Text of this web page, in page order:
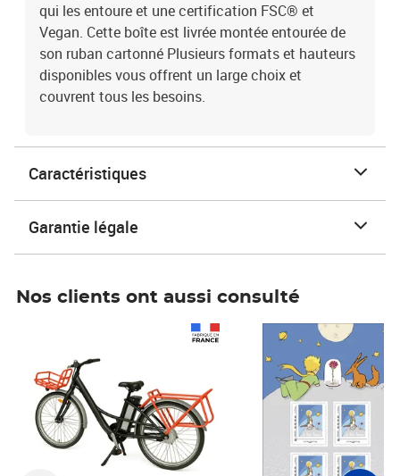
qui les entoure et une certification FSC® et
Vegan. Cette boîte est livrée montée entourée de
son ruban cartonné Plusieurs formats et hauteurs
disponibles vous offrent un large choix et
couvrent tous les besoins.
Caractéristiques
Garantie légale
Nos clients ont aussi consulté
Prix 7,50€